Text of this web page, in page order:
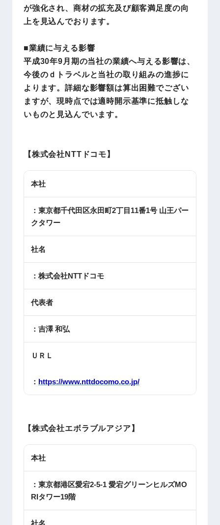
が強化され、商材の拡充及び顧客満足度の向
上を見込んでおります。
■業績に与える影響
平成30年9月期の当社の業績へ与える影響は、
今後のｄトラベルと当社の取り組みの進捗に
よります。詳細な影響額は算出困難でござい
ますが、現時点では適時開示基準に抵触しな
いものと見込んでいます。
【株式会社NTTドコモ 】
本社
：東京都千代田区永田町2丁目11番1号 山王パー
クタワー
社名
：株式会社NTTドコモ
代表者
：吉澤 和弘
ＵＲＬ
： https://www.nttdocomo.co.jp/
【株式会社エボラブルアジア】
本社
：東京都港区愛宕2-5-1 愛宕グリーンヒルズMO
RIタワー19階
社名